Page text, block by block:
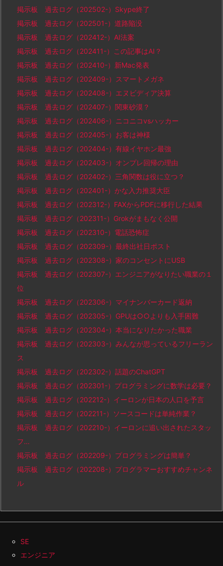
掲示板 過去ログ（202502-）Skype終了
掲示板 過去ログ（202501-）道路陥没
掲示板 過去ログ（202412-）AI法案
掲示板 過去ログ（202411-）この記事はAI？
掲示板 過去ログ（202410-）新Mac発表
掲示板 過去ログ（202409-）スマートメガネ
掲示板 過去ログ（202408-）エヌビディア決算
掲示板 過去ログ（202407-）関東砂漠？
掲示板 過去ログ（202406-）ニコニコvsハッカー
掲示板 過去ログ（202405-）お客は神様
掲示板 過去ログ（202404-）有線イヤホン最強
掲示板 過去ログ（202403-）オンプレ回帰の理由
掲示板 過去ログ（202402-）三角関数は役に立つ？
掲示板 過去ログ（202401-）かな入力推奨大臣
掲示板 過去ログ（202312-）FAXからPDFに移行した結果
掲示板 過去ログ（202311-）Grokがまもなく公開
掲示板 過去ログ（202310-）電話恐怖症
掲示板 過去ログ（202309-）最終出社日ポスト
掲示板 過去ログ（202308-）家のコンセントにUSB
掲示板 過去ログ（202307-）エンジニアがなりたい職業の１
位
掲示板 過去ログ（202306-）マイナンバーカード返納
掲示板 過去ログ（202305-）GPUは○○よりも入手困難
掲示板 過去ログ（202304-）本当になりたかった職業
掲示板 過去ログ（202303-）みんなが思っているフリーラン
ス
掲示板 過去ログ（202302-）話題のChatGPT
掲示板 過去ログ（202301-）プログラミングに数学は必要？
掲示板 過去ログ（202212-）イーロンが日本の人口を予言
掲示板 過去ログ（202211-）ソースコードは単純作業？
掲示板 過去ログ（202210-）イーロンに追い出されたスタッ
フ…
掲示板 過去ログ（202209-）プログラミングは簡単？
掲示板 過去ログ（202208-）プログラマーおすすめチャンネ
ル
SE
エンジニア